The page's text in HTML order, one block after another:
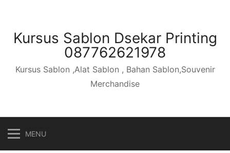
contentKursus Sablon Dsekar Printing
087762621978
Kursus Sablon ,Alat Sablon , Bahan Sablon,Souvenir
Merchandise
MENU